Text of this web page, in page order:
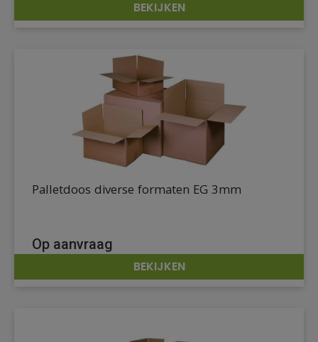
DETAILS
BEKIJKEN
DETAILS
Palletdoos diverse formaten EG 3mm
Op aanvraag
BEKIJKEN